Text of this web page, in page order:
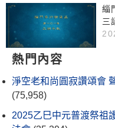
緇
三
熱門內容
淨空老和尚圓寂讚頌會
(75,958)
2025乙巳中元普渡祭祖